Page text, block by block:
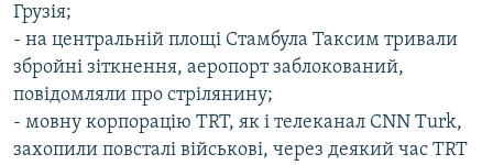
Грузія;
- на центральній площі Стамбула Таксим тривали
збройні зіткнення, аеропорт заблокований,
повідомляли про стрілянину;
- мовну корпорацію TRT, як і телеканал CNN Turk,
захопили повсталі військові, через деякий час TRT